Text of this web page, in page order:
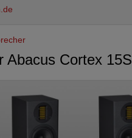
Abacus Cortex 15S